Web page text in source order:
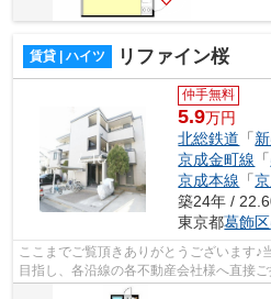
賃貸 | ハイツ リファイン桜
仲手無料
5.9万円
北総鉄道 「
京成金町線 「
京成本線 「
築24年 /
東京都葛飾区
ここまでご覧頂きありがとうございます♪
目指し、各沿線の各不動産会社様へ直接
様へ提供しております！最新の情報は...